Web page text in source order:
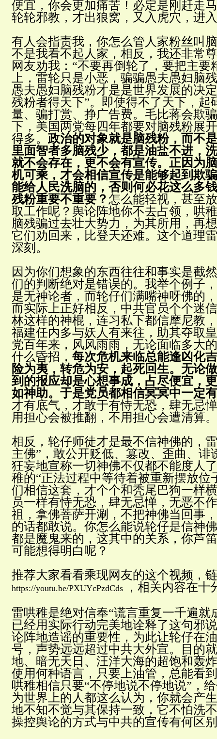
便宜，你会更加痛苦！必定是刚赶走
轮轮邪教，才出狼窝，又入虎穴，进
有人会指责我，你怎么管人家粉丝叫
不是我看不起人家，相反，我还非常
网友劝我：“不要再倒轮了，要把主要
上，雷轮只是小恶，骗骗愚夫愚妇脑
愚夫愚妇脑残粉才是是世界发展的决
残粉者得天下”。即使得不了天下，起
量、骗打赏、挣广告费。毛比蒋会欺
下，美国两党每四年都要对脑残粉展
得多。 政治的对象就是脑残粉，而不
里面智者多脑残少，都是油盐不进，
就不会存在，更不会有宣传。正因为
机可乘，才会相信宣传是能够起到欺
能给人民洗脑的，否则何必花这么多
残粉重要不重要？怎么能轻视，甚至
取工作呢？舆论阵地你不去占领，哄
脑残骗过去壮大势力，为其所用，再
它们劝回来，比登天还难。这个道理
深刻。
因为你们想象的东西往往和事实是截
们的判断绝对是错误的。我举个例子
是无神论者，而轮仔们满嘴神呀佛的
而实际上正好相反，中共官员个个迷
林这样的神棍，连习私下都信摩尼教
福建任内多与妖人有来往，助其夺取
党百年来，风风雨雨，无论面临多大
什么昏招， 每次危机来临总能逢凶化
险为夷，转危为安，起死回生。无论
到的报应却是心想事成，占尽便宜，
如神助。于是党员都相信冥冥中一定
才有底气，才敢于有恃无恐，肆无忌
用担心会被推翻，不用担心会遭清算。
相反，轮仔师徒才是最不信神佛的，
主佛”，敢公开贬低、篡改、歪曲、诽
狂妄地宣称一切神佛不仅都不能度人
稚的“正法过程中等待着被重新摆放位
们相信这套，才个个和秃尾巴狗一样
员一样有恃无恐，肆无忌惮，无恶不
祖，拿佛菩萨开涮，不把神佛当回事
的话都敢说。你怎么能说轮仔是信神
都是魔鬼来的，这其中的关系，你芦
可能想得明白呢？
推荐大家看看乘现网友的这个视频，
https://youtu.be/PXUYcPzdCds
，相关内容在十
雷哄稚是绝对信奉“谎言重复一千遍就
已经用实际行动完美地诠释了这句邪
论阵地造谣的重要性，为此让轮仔在
号，声势远远超过中共大外宣。目的
地、暗无天日、汪洋大海的超饱和轰
使用何种语言，只要上油管，总能看
哄稚相信只要“不停地说不停地说”，
为世界上的人都这么认为，你就会产
地不知不觉与其保持一致，它不怕洗
操控舆论的方式与中共的宣传有何区